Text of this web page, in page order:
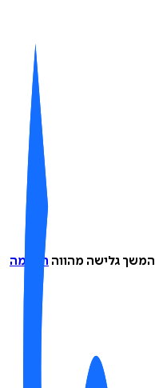
גלישה מהווההסכמה